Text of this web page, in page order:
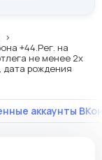
+44.Рег. на
не менее 2х
дата рождения
аккаунты